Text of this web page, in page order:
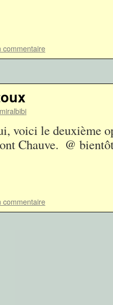
commentaire
voici le deuxième
Chauve. @
commentaire